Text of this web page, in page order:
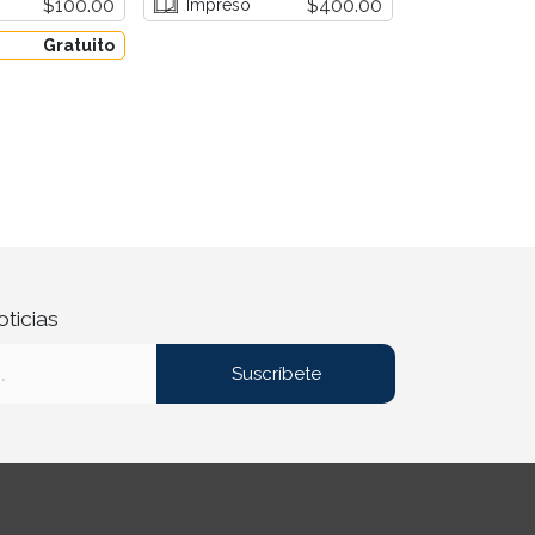
$100.00
Gratuito
Impreso $400.00
Suscríbete